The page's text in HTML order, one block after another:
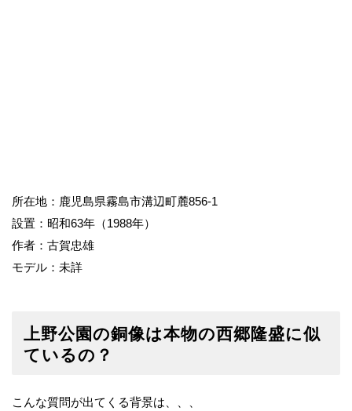
所在地：鹿児島県霧島市溝辺町麓856-1
設置：昭和63年（1988年）
作者：古賀忠雄
モデル：未詳
上野公園の銅像は本物の西郷隆盛に似
ているの？
こんな質問が出てくる背景は、、、